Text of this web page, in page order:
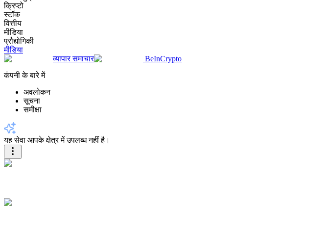
क्रिप्टो
स्टॉक
वित्तीय
मीडिया
प्रौद्योगिकी
मीडिया
व्यापार समाचार
BeInCrypto
कंपनी के बारे में
अवलोकन
सूचना
समीक्षा
यह सेवा आपके क्षेत्र में उपलब्ध नहीं है।